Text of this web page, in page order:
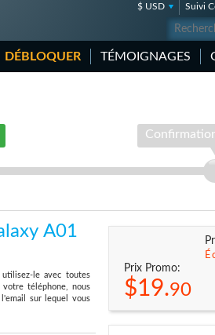
$ USD Suivi
DÉBLOQUER TÉMOIGNAGES
A01
utilisez-le avec toutes
votre téléphone, nous
sur lequel vous
Prix Promo:
$19.90